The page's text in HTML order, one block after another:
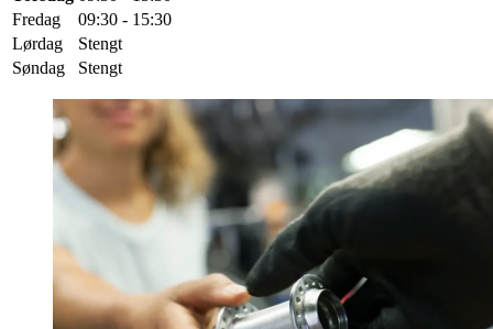
Fredag
09:30 - 15:30
Lørdag
Stengt
Søndag
Stengt